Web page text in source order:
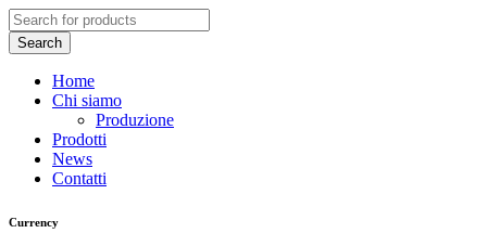
Home
Chi siamo
Produzione
Prodotti
News
Contatti
Currency